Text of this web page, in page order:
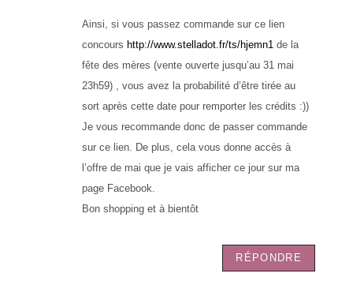
Ainsi, si vous passez commande sur ce lien
concours http://www.stelladot.fr/ts/hjemn1 de la
fête des mères (vente ouverte jusqu’au 31 mai
23h59) , vous avez la probabilité d’être tirée au
sort après cette date pour remporter les crédits :))
Je vous recommande donc de passer commande
sur ce lien. De plus, cela vous donne accès à
l’offre de mai que je vais afficher ce jour sur ma
page Facebook.
Bon shopping et à bientôt
RÉPONDRE